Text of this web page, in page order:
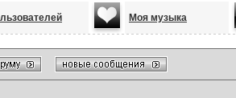
Моя музыка